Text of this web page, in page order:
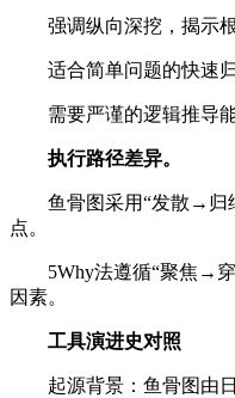
强调纵向深挖，揭示
适合简单问题的快速归
需要严谨的逻辑推导能
执行路径差异。
鱼骨图采用“发散→归
点。
5Why法遵循“聚焦→
因素。
工具演进史对照
起源背景：鱼骨图由